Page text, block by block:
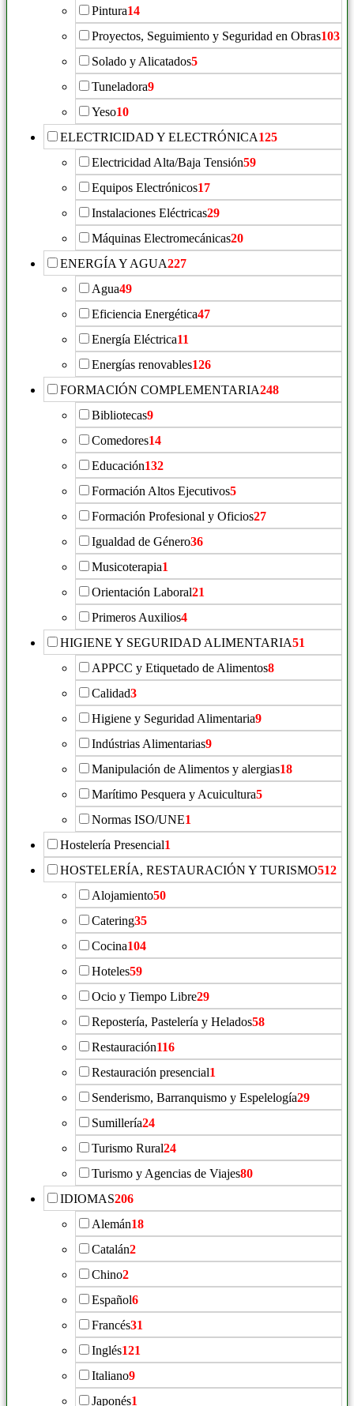
Pintura14
Proyectos, Seguimiento y Seguridad en Obras103
Solado y Alicatados5
Tuneladora9
Yeso10
ELECTRICIDAD Y ELECTRÓNICA125
Electricidad Alta/Baja Tensión59
Equipos Electrónicos17
Instalaciones Eléctricas29
Máquinas Electromecánicas20
ENERGÍA Y AGUA227
Agua49
Eficiencia Energética47
Energía Eléctrica11
Energías renovables126
FORMACIÓN COMPLEMENTARIA248
Bibliotecas9
Comedores14
Educación132
Formación Altos Ejecutivos5
Formación Profesional y Oficios27
Igualdad de Género36
Musicoterapia1
Orientación Laboral21
Primeros Auxilios4
HIGIENE Y SEGURIDAD ALIMENTARIA51
APPCC y Etiquetado de Alimentos8
Calidad3
Higiene y Seguridad Alimentaria9
Indústrias Alimentarias9
Manipulación de Alimentos y alergias18
Marítimo Pesquera y Acuicultura5
Normas ISO/UNE1
Hostelería Presencial1
HOSTELERÍA, RESTAURACIÓN Y TURISMO512
Alojamiento50
Catering35
Cocina104
Hoteles59
Ocio y Tiempo Libre29
Repostería, Pastelería y Helados58
Restauración116
Restauración presencial1
Senderismo, Barranquismo y Espelelogía29
Sumillería24
Turismo Rural24
Turismo y Agencias de Viajes80
IDIOMAS206
Alemán18
Catalán2
Chino2
Español6
Francés31
Inglés121
Italiano9
Japonés1